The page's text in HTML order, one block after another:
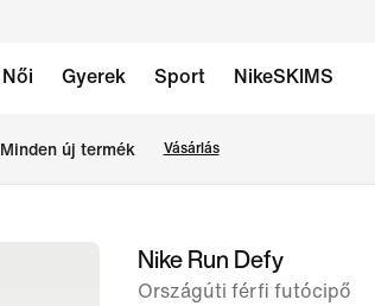
Női Gyerek Sport NikeSKIMS
Minden új termék Vásárlás
Nike Run Defy
Országúti férfi futócipő